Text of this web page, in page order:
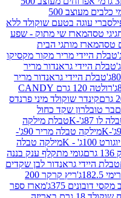
3D גו'מי כלבים מעוצב 500
בטעם שוקולד ללא
שי מתוק - שפע
הבית
מריר מקור מקסיקו
גראנדור מריר
גראנדור מריר
רולטה 120 גרם CANDY
שוקולד מיני פרנדס
שקד כחול
טבלת מילקה
מילקה טבלה מריר 90ג'-
מילקה טבלה
מתקלף ענק בננה
לבן שקדים
ריץ קרקר 200
מארז ספר